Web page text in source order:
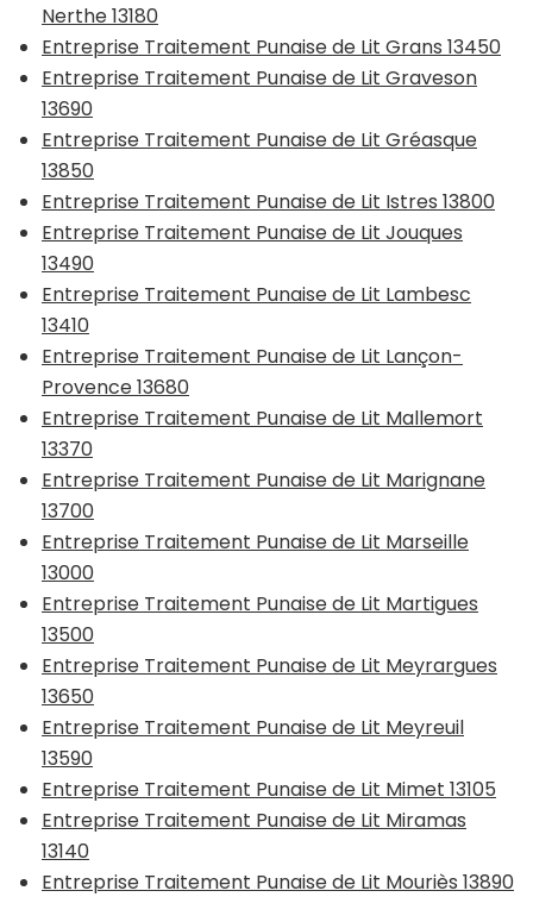
Nerthe 13180
Entreprise Traitement Punaise de Lit Grans 13450
Entreprise Traitement Punaise de Lit Graveson
13690
Entreprise Traitement Punaise de Lit Gréasque
13850
Entreprise Traitement Punaise de Lit Istres 13800
Entreprise Traitement Punaise de Lit Jouques
13490
Entreprise Traitement Punaise de Lit Lambesc
13410
Entreprise Traitement Punaise de Lit Lançon-
Provence 13680
Entreprise Traitement Punaise de Lit Mallemort
13370
Entreprise Traitement Punaise de Lit Marignane
13700
Entreprise Traitement Punaise de Lit Marseille
13000
Entreprise Traitement Punaise de Lit Martigues
13500
Entreprise Traitement Punaise de Lit Meyrargues
13650
Entreprise Traitement Punaise de Lit Meyreuil
13590
Entreprise Traitement Punaise de Lit Mimet 13105
Entreprise Traitement Punaise de Lit Miramas
13140
Entreprise Traitement Punaise de Lit Mouriès 13890